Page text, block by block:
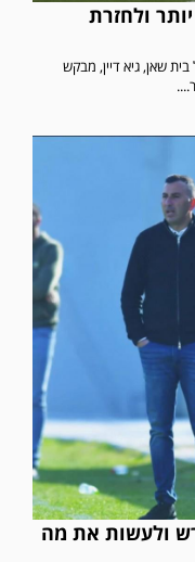
ולחזרת
שאן, גיא דיין, מבקש
ולעשות את מה